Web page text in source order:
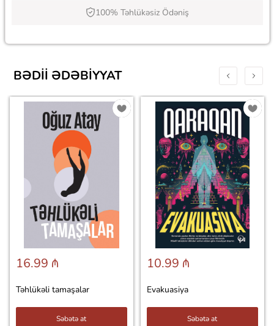
100% Təhlükəsiz Ödəniş
BƏDII ƏDƏBIYYAT
16.99 ₼
Təhlükəli tamaşalar
Səbətə at
10.99 ₼
Evakuasiya
Səbətə at